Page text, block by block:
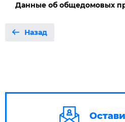
Данные об общедомовых
Назад